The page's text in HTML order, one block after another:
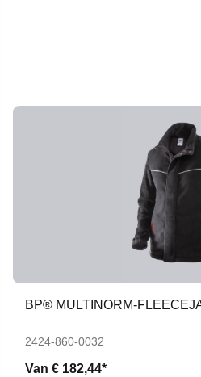
BP® MULTINORM-
2424-860-0032
Van € 182,44*